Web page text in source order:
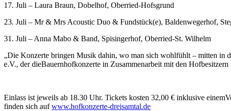
17. Juli – Laura Braun, Dobelhof, Oberried-Hofsgrund
23. Juli – Mr & Mrs Acoustic Duo & Fundstück(e), Baldenwegerhof,
31. Juli – Anna Mabo & Band, Spisingerhof, Oberried-St. Wilhelm
„Die Konzerte bringen Musik dahin, wo man sich wohlfühlt – mitten in
e.V., der dieBauernhofkonzerte in Zusammenarbeit mit den Hofbesitzern
Einlass ist jeweils ab 18.30 Uhr. Tickets kosten 32,00 € inklusive
finden sich aufwww.hofkonzerte-dreisamtal.de